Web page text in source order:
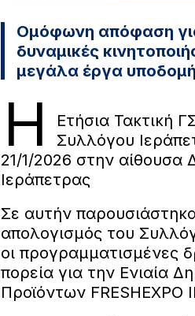
Ομόφωνη απόφαση
δυναμικές
μεγάλα έργα
Η
Ετήσια Τακτική
Συλλόγου
21/1/2026 στην αίθουσα
Ιεράπετρας
Σε αυτήν
απολογισμός του
οι προγραμματισμένες
πορεία για την Ενιαία
Προϊόντων FRESHEXPO